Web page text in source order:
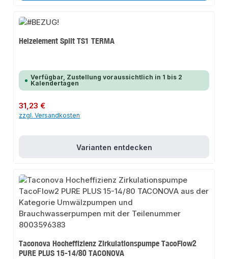
Heizelement Split TS1 TERMA
Verfügbar, Zustellung voraussichtlich in 1 bis 2
Kalendertagen
Regulärer Preis:
31,23 €
zzgl. Versandkosten
Varianten entdecken
Taconova Hocheffizienz Zirkulationspumpe TacoFlow2
PURE PLUS 15-14/80 TACONOVA